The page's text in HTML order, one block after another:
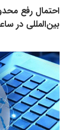
​احتمال رفع
بین‌المللی در